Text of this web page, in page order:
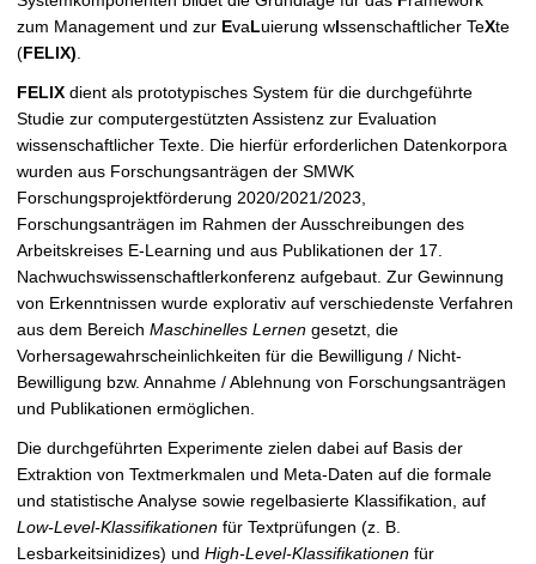
zum Management und zur EvaLuierung wIssenschaftlicher TeXte
(FELIX)
FELIX dient als prototypisches System für die durchgeführte
Studie zur computergestützten Assistenz zur Evaluation
wissenschaftlicher Texte. Die hierfür erforderlichen Datenkorpora
wurden aus Forschungsanträgen der SMWK
Forschungsprojektförderung 2020/2021/2023,
Forschungsanträgen im Rahmen der Ausschreibungen des
Arbeitskreises E-Learning und aus Publikationen der 17.
Nachwuchswissenschaftlerkonferenz aufgebaut. Zur Gewinnung
von Erkenntnissen wurde explorativ auf verschiedenste Verfahren
aus dem Bereich Maschinelles Lernen gesetzt, die
Vorhersagewahrscheinlichkeiten für die Bewilligung / Nicht-
Bewilligung bzw. Annahme / Ablehnung von Forschungsanträgen
und Publikationen ermöglichen.
Die durchgeführten Experimente zielen dabei auf Basis der
Extraktion von Textmerkmalen und Meta-Daten auf die formale
und statistische Analyse sowie regelbasierte Klassifikation, auf
Low-Level-Klassifikationen für Textprüfungen (z. B.
Lesbarkeitsinidizes) und High-Level-Klassifikationen für